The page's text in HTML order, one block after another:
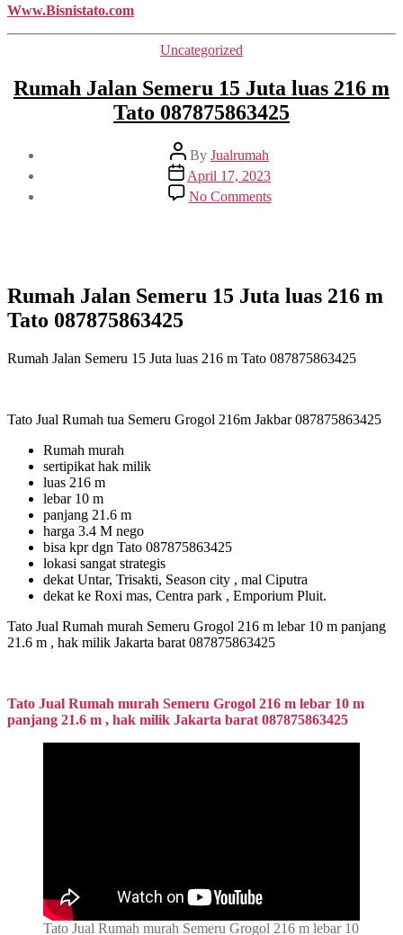
Www.Bisnistato.com
Categories
Uncategorized
Rumah Jalan Semeru 15 Juta luas 216 m
Tato 087875863425
Post
author
By Jualrumah
Post
date
April 17, 2023
No Commentson
Rumah
luas
216
087875863425
Rumah Jalan Semeru 15 Juta luas 216 m
Tato 087875863425
Rumah Jalan Semeru 15 Juta luas 216 m Tato 087875863425
Tato Jual Rumah tua Semeru Grogol 216m Jakbar 087875863425
Rumah murah
sertipikat hak milik
luas 216 m
lebar 10 m
panjang 21.6 m
harga 3.4 M nego
bisa kpr dgn Tato 087875863425
lokasi sangat strategis
dekat Untar, Trisakti, Season city , mal Ciputra
dekat ke Roxi mas, Centra park , Emporium Pluit.
Tato Jual Rumah murah Semeru Grogol 216 m lebar 10 m panjang
21.6 m , hak milik Jakarta barat 087875863425
Tato Jual Rumah murah Semeru Grogol 216 m lebar 10 m
panjang 21.6 m , hak milik Jakarta barat 087875863425
Tato Jual Rumah murah Semeru Grogol 216 m lebar 10